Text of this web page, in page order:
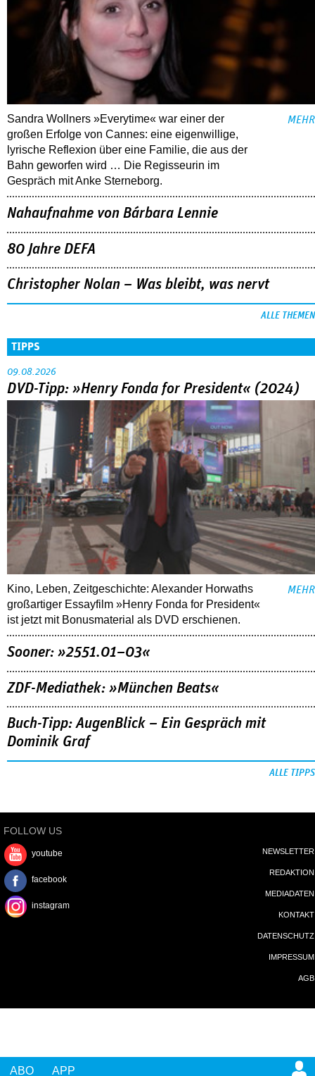
ABO APP
Sandra Wollners »Everytime« war einer der
großen Erfolge von Cannes: eine eigenwillige,
lyrische Reflexion über eine ­Familie, die aus der
Bahn geworfen wird … Die Regisseurin im
Gespräch mit Anke Sterneborg.
MEHR
Nahaufnahme von Bárbara Lennie
80 Jahre DEFA
Christopher Nolan – Was bleibt, was nervt
ALLE THEMEN
TIPPS
09.08.2026
DVD-Tipp: »Henry Fonda for President« (2024)
Kino, Leben, Zeitgeschichte: Alexander Horwaths
großartiger Essayfilm »Henry Fonda for President«
ist jetzt mit Bonusmaterial als DVD erschienen.
MEHR
Sooner: »2551.01–03«
ZDF-Mediathek: »München Beats«
Buch-Tipp: AugenBlick – Ein Gespräch mit
Dominik Graf
ALLE TIPPS
FOLLOW US
youtube
facebook
instagram
NEWSLETTER
REDAKTION
MEDIADATEN
KONTAKT
DATENSCHUTZ
IMPRESSUM
AGB